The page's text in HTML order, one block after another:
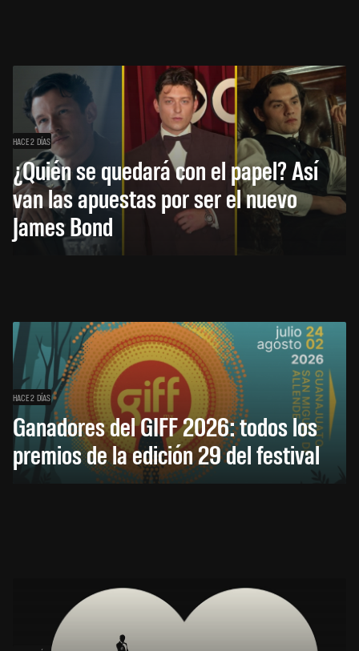
HACE 2 DÍAS
¿Quién se quedará con el papel? Así
van las apuestas por ser el nuevo
James Bond
HACE 2 DÍAS
Ganadores del GIFF 2026: todos los
premios de la edición 29 del festival